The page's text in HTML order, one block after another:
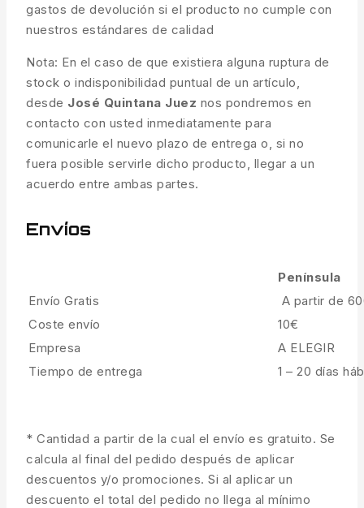
gastos de devolución si el producto no cumple con
nuestros estándares de calidad
Nota: En el caso de que existiera alguna ruptura de
stock o indisponibilidad puntual de un artículo,
desde José Quintana Juez nos pondremos en
contacto con usted inmediatamente para
comunicarle el nuevo plazo de entrega o, si no
fuera posible servirle dicho producto, llegar a un
acuerdo entre ambas partes.
Envíos
Península
Envío Gratis
A partir de
Coste envío
10€
Empresa
A ELEGIR
Tiempo de entrega
1 – 20 días
* Cantidad a partir de la cual el envío es gratuito. Se
calcula al final del pedido después de aplicar
descuentos y/o promociones. Si al aplicar un
descuento el total del pedido no llega al mínimo